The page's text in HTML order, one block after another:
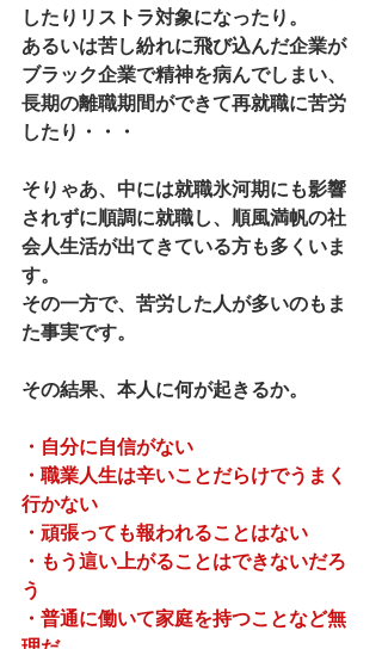
したりリストラ対象になったり。
あるいは苦し紛れに飛び込んだ企業が
ブラック企業で精神を病んでしまい、
長期の離職期間ができて再就職に苦労
したり・・・
そりゃあ、中には就職氷河期にも影響
されずに順調に就職し、順風満帆の社
会人生活が出てきている方も多くいま
す。
その一方で、苦労した人が多いのもま
た事実です。
その結果、本人に何が起きるか。
・自分に自信がない
・職業人生は辛いことだらけでうまく
行かない
・頑張っても報われることはない
・もう這い上がることはできないだろ
う
・普通に働いて家庭を持つことなど無